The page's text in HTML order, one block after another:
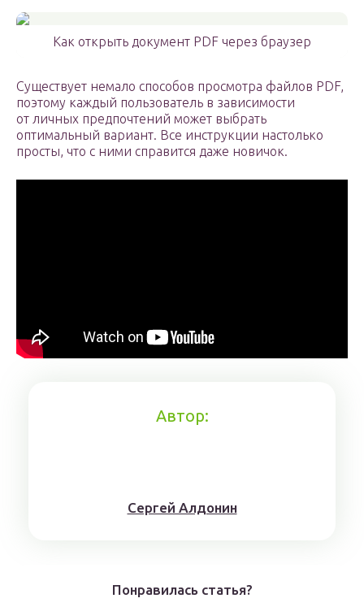
Как открыть документ PDF через браузер
Существует немало способов просмотра файлов PDF,
поэтому каждый пользователь в зависимости
от личных предпочтений может выбрать
оптимальный вариант. Все инструкции настолько
просты, что с ними справится даже новичок.
Автор:
Сергей Алдонин
Понравилась статья?